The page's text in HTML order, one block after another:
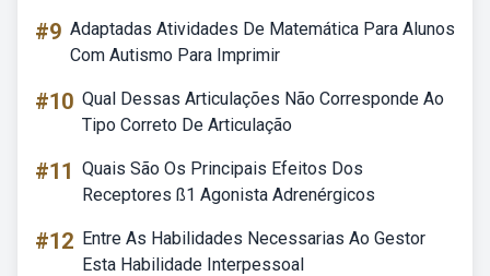
#9 Adaptadas Atividades De Matemática Para Alunos
Com Autismo Para Imprimir
#10 Qual Dessas Articulações Não Corresponde Ao
Tipo Correto De Articulação
#11 Quais São Os Principais Efeitos Dos
Receptores ß1 Agonista Adrenérgicos
#12 Entre As Habilidades Necessarias Ao Gestor
Esta Habilidade Interpessoal